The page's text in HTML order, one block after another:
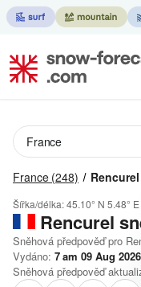
France (248) Rencurel
Šířka/délka:45.10° N 5.48° E
Rencurel
Sněhová předpověď pro
Vydáno: 7 am 09 Aug 2026
Sněhová předpověď